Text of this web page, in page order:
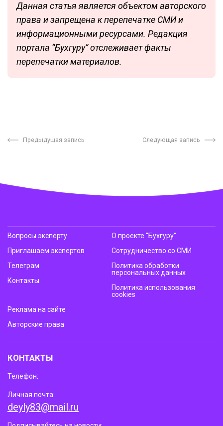
Данная статья является объектом авторского
права и запрещена к перепечатке СМИ и
информационными ресурсами. Редакция
портала “Бухгуру” отслеживает факты
перепечатки материалов.
Предыдущая запись Следующая запись
Вопросы эксперту
Приглашаем экспертов
Телеграм
Контакты
О проекте “Бухгуру”
Сотрудничество со СМИ
Политика обработки
персональных данных
Политика использования
cookies
Реклама на сайте
Авторские права
КОНТАКТЫ
Телефон:
Личная почта:
deyly83@mail.ru